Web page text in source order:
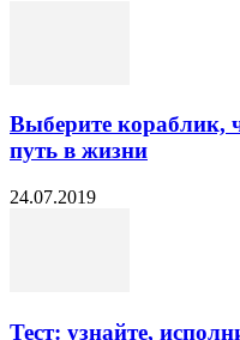
Выберите кораблик,
путь в жизни
24.07.2019
Тест: узнайте,